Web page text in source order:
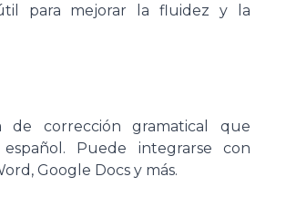
para mejorar la fluidez y la
de corrección gramatical que
Puede integrarse con
Google Docs y más.